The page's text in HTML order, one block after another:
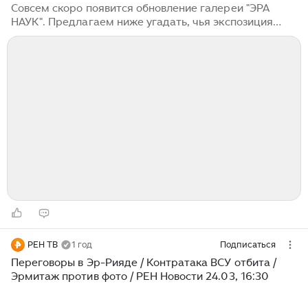
Совсем скоро появится обновление галереи "ЭРА
НАУК". Предлагаем ниже угадать, чья экспозиция
откроется первой! Не пропустите обновление и
РЕН ТВ 1 год Подписаться
Переговоры в Эр-Рияде / Контратака ВСУ отбита /
Эрмитаж против фото / РЕН Новости 24.03, 16:30